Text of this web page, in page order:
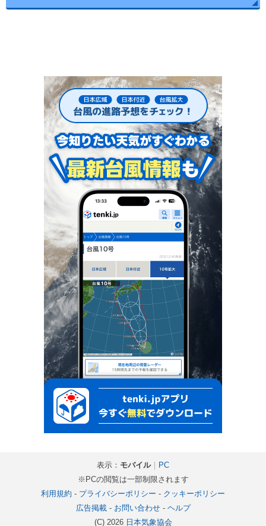
表示： モバイル｜
PC
※PCの閲覧は一部制限されます
利用規約 - プライバシーポリシー - クッキーポリシー
広告掲載- お問い合わせ- ヘルプ
(C) 2026 日本気象協会